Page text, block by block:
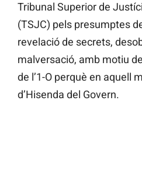
Tribunal Superior de
(TSJC) pels presumptes
revelació de secrets,
malversació, amb motiu
de l’1-O perquè en aquell
d’Hisenda del Govern.